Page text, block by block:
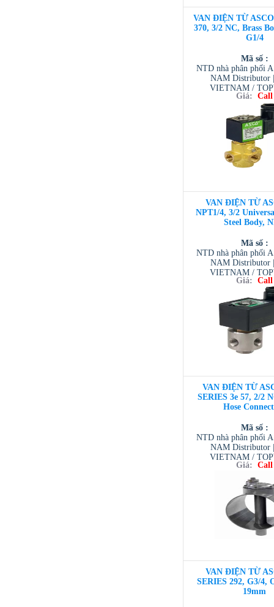
VAN ĐIỆN TỪ ASCO
370, 3/2 NC, Brass
G1/4
Mã số :
NTD nhà phân phối
NAM Distributor
VIETNAM /
VIETNAM /
/ TESCOM
Giá: Call
VAN ĐIỆN TỪ
NPT1/4, 3/2
Steel Body,
Mã số :
NTD nhà phân phối
NAM Distributor
VIETNAM /
VIETNAM /
/ TESCOM
Giá: Call
VAN ĐIỆN TỪ
SERIES 3e 57, 2/2
Hose
Mã số :
NTD nhà phân phối
NAM Distributor
VIETNAM /
VIETNAM /
/ TESCOM
Giá: Call
VAN ĐIỆN TỪ
SERIES 292, G3/4,
19mm